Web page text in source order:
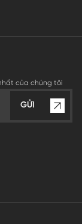
của chúng tôi
GỬI